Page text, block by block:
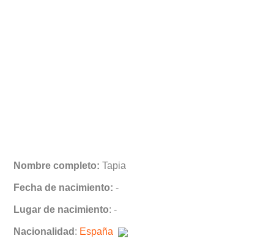
Nombre completo: Tapia
Fecha de nacimiento: -
Lugar de nacimiento: -
Nacionalidad : España